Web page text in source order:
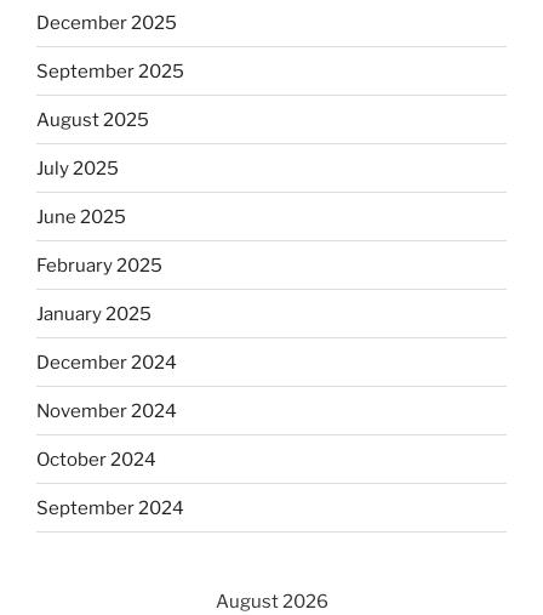
December 2025
September 2025
August 2025
July 2025
June 2025
February 2025
January 2025
December 2024
November 2024
October 2024
September 2024
August 2026